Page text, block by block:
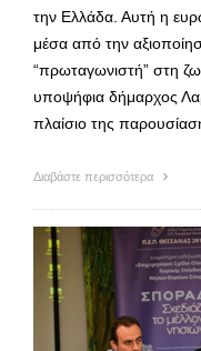
την Ελλάδα. Αυτή η
μέσα από την
“πρωταγωνιστή” στη
υποψήφια δήμαρχος
πλαίσιο της
Διαβάστε περισσότερα